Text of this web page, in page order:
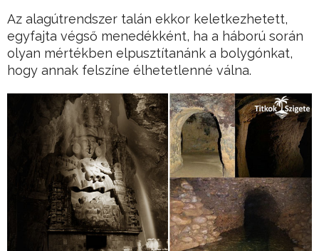
Az alagútrendszer talán ekkor keletkezhetett,
egyfajta végső menedékként, ha a háború során
olyan mértékben elpusztítanánk a bolygónkat,
hogy annak felszíne élhetetlenné válna.